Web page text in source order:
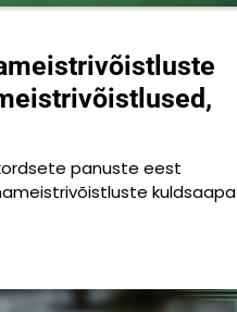
panuste eest
kuldsaapa